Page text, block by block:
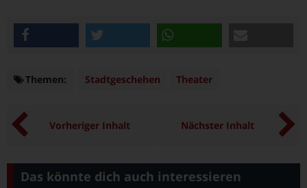
Themen: Themen
Stadtgeschehen Theater
Vorheriger Inhalt Nächster Inhalt
Das könnte dich auch interessieren